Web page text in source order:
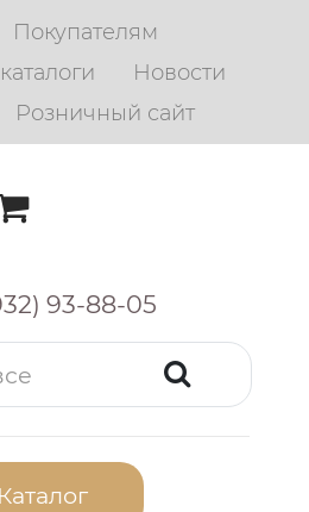
Покупателям
Новости
Розничный сайт
93-88-05